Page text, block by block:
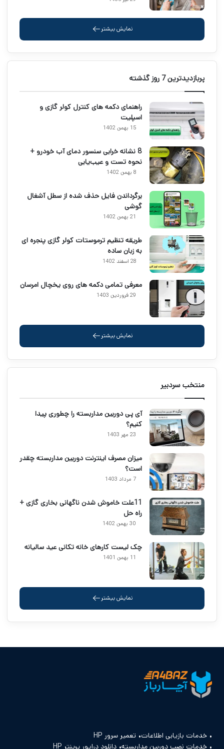
نمایش بیشتر
پربازدیدترین 7 روز گذشته
راهنمای دکمه های کنترل کولر گازی و
اسپلیت
15 بهمن 1402
8 نشانه خرابی سنسور دمای آب خودرو +
نحوه تست و عیب‌یابی
8 بهمن 1402
برگرداندن فایل حذف شده از سطل آشغال
گوشی
21 بهمن 1402
طریقه تنظیم ترموستات کولر گازی پنجره ای
به زبان ساده
28 اسفند 1402
معرفی تمامی دکمه های روی یخچال امرسان
29 فروردین 1403
نمایش بیشتر
منتخب سردبیر
آی پی دوربین مداربسته را چطوری پیدا
کنیم؟
23 مهر 1403
میزان مصرف اینترنت دوربین مداربسته چقدر
است؟
7 مرداد 1403
11علت خاموش شدن ناگهانی بخاری گازی +
راه حل
30 بهمن 1402
چک لیست کارهای خانه تکانی عید سالیانه
11 بهمن 1401
نمایش بیشتر
خدمات بازیابی اطلاعات تعمیر سرور HP
خدمات نصب دوربین مداربسته دانلود درایور پرینتر HP